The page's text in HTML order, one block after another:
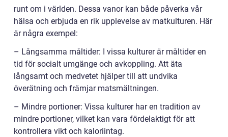
runt om i världen. Dessa vanor kan både påverka vår
hälsa och erbjuda en rik upplevelse av matkulturen. Här
är några exempel:
– Långsamma måltider: I vissa kulturer är måltider en
tid för socialt umgänge och avkoppling. Att äta
långsamt och medvetet hjälper till att undvika
överätning och främjar matsmältningen.
– Mindre portioner: Vissa kulturer har en tradition av
mindre portioner, vilket kan vara fördelaktigt för att
kontrollera vikt och kaloriintag.